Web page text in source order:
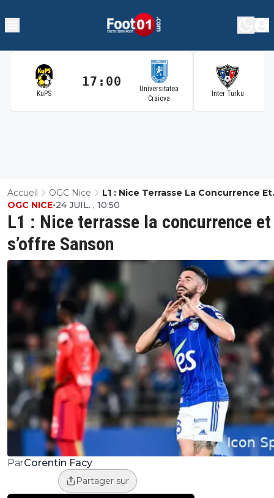
KuPS
17:00
Universitatea
Craiova
Inter Turku
Accueil OGC Nice
L1 : Nice Terrasse La Concurrence Et
S’offre Sanson
L1 : Nice terrasse la concurrence et
s’offre Sanson
OGC NICE•24 JUIL. , 10:50
ParCorentin Facy
Partager sur